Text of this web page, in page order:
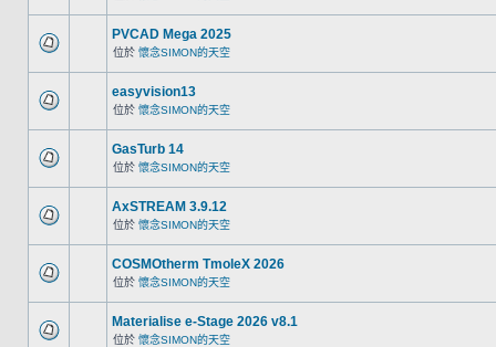
PVCAD Mega 2025
位於 懷念SIMON的天空
easyvision13
位於 懷念SIMON的天空
GasTurb 14
位於 懷念SIMON的天空
AxSTREAM 3.9.12
位於 懷念SIMON的天空
COSMOtherm TmoleX 2026
位於 懷念SIMON的天空
Materialise e-Stage 2026 v8.1
位於 懷念SIMON的天空